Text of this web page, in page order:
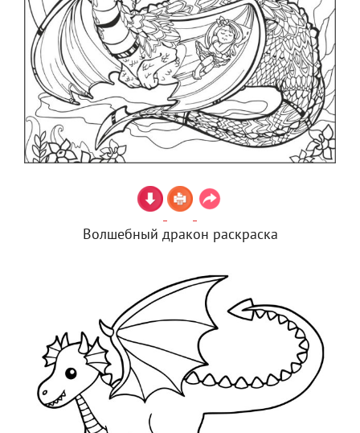
Волшебный дракон раскраска